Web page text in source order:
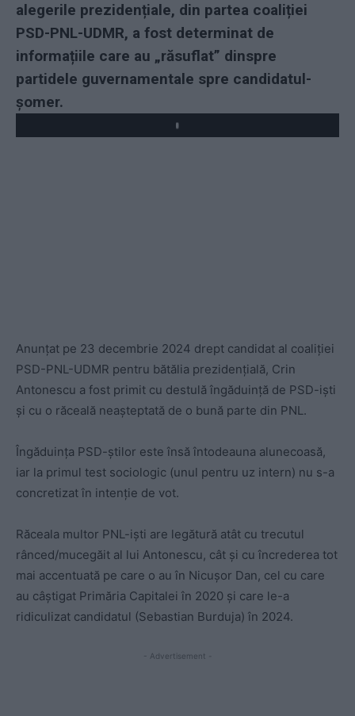
alegerile prezidențiale, din partea coaliției
PSD-PNL-UDMR, a fost determinat de
informațiile care au „răsuflat” dinspre
partidele guvernamentale spre candidatul-
șomer.
Play
Anunțat pe 23 decembrie 2024 drept candidat al coaliției
PSD-PNL-UDMR pentru bătălia prezidențială, Crin
Antonescu a fost primit cu destulă îngăduință de PSD-iști
și cu o răceală neașteptată de o bună parte din PNL.
Îngăduința PSD-știlor este însă întodeauna alunecoasă,
iar la primul test sociologic (unul pentru uz intern) nu s-a
concretizat în intenție de vot.
Răceala multor PNL-iști are legătură atât cu trecutul
rânced/mucegăit al lui Antonescu, cât și cu încrederea tot
mai accentuată pe care o au în Nicușor Dan, cel cu care
au câștigat Primăria Capitalei în 2020 și care le-a
ridiculizat candidatul (Sebastian Burduja) în 2024.
- Advertisement -